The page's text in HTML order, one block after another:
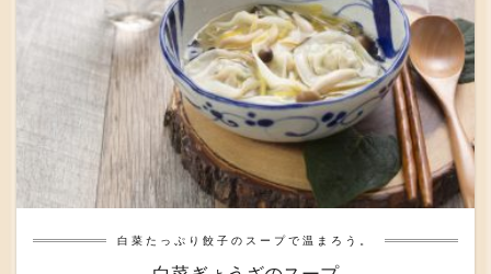
白菜たっぷり餃子のスープで温まろう。